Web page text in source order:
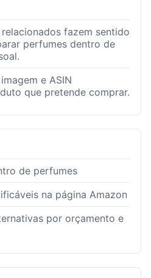
fazem sentido
perfumes dentro de
e ASIN
que pretende comprar.
de perfumes
na página Amazon
por orçamento e